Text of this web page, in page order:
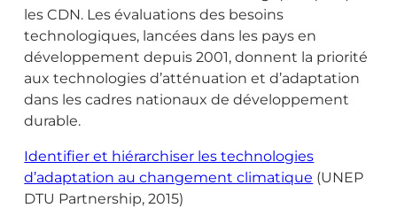
les CDN. Les évaluations des besoins
technologiques, lancées dans les pays en
développement depuis 2001, donnent la priorité
aux technologies d’atténuation et d’adaptation
dans les cadres nationaux de développement
durable.
Identifier et hiérarchiser les technologies
d’adaptation au changement climatique (UNEP
DTU Partnership, 2015)